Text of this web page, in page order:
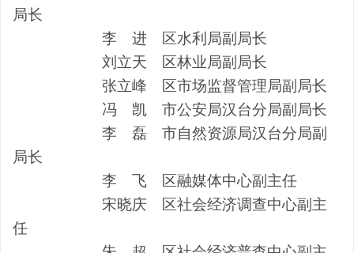
局长
李进
区水利局副局长
刘立天
区林业局副局长
张立峰
区市场监督管理局副局长
冯 凯市公安局汉台分局副局长
李 磊市自然资源局汉台分局副
局长
李飞
区融媒体中心副主任
宋晓庆
区社会经济调查中心副主
任